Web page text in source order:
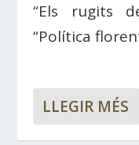
“Els rugits
“Política
LLEGIR MÉS